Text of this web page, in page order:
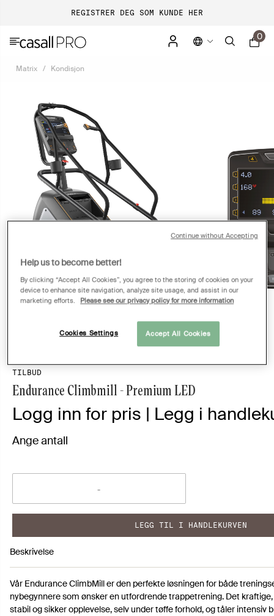
REGISTRER DEG SOM KUNDE HER
0
Matrix Kondisjon
TILBUD
Endurance Climbmill - Premium LED
Logg inn for pris | Legg i
Ange antall
LEGG TIL I HANDLEKURVEN
Beskrivelse
Vår Endurance ClimbMill er den perfekte løsningen for både
nybegynnere som ønsker en utfordrende trappetrening. Det
stabil og sikker opplevelse, selv under tøffe forhold, og tåler intensiv
Help us to become better!
By clicking “Accept All Cookies”, you agree to the storing of cookies on your
device to enhance site navigation, analyze site usage, and assist in our
marketing efforts.
Please see our privacy policy for more information
Cookies Settings Accept All Cookies
Continue without Accepting